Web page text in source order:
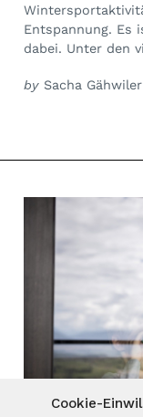
Cookie-
Entspannung. Es
dabei. Unter den
by Sacha Gähwiler